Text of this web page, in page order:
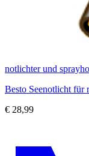
notlichter und
Besto Seenotlicht für
€ 28,99